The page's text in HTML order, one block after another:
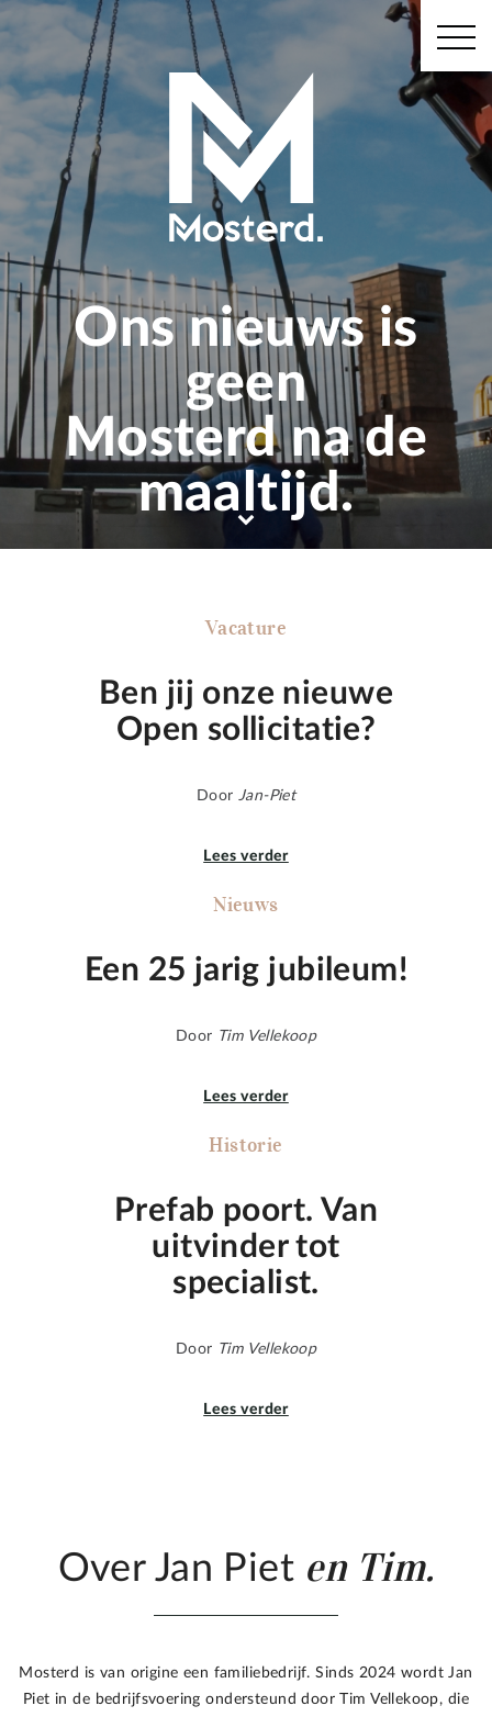
Ons nieuws is
geen
Mosterd na de
maaltijd.
Vacature
Ben jij onze nieuwe
Open sollicitatie?
Door Jan-Piet
Lees verder
Nieuws
Een 25 jarig jubileum!
Door Tim Vellekoop
Lees verder
Historie
Prefab poort. Van
uitvinder tot
specialist.
Door Tim Vellekoop
Lees verder
Over Jan Piet en Tim.
Mosterd is van origine een familiebedrijf. Sinds 2024 wordt Jan
Piet in de bedrijfsvoering ondersteund door Tim Vellekoop, die